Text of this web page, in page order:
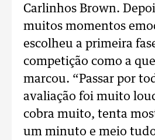
Carlinhos Brown.
muitos momentos
escolheu a primeira
competição como a
marcou. “Passar por
avaliação foi muito
cobra muito, tenta
um minuto e meio